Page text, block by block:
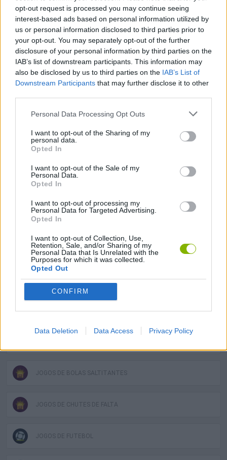
opt-out request is processed you may continue seeing
interest-based ads based on personal information utilized by
us or personal information disclosed to third parties prior to
your opt-out. You may separately opt-out of the further
disclosure of your personal information by third parties on the
IAB’s list of downstream participants. This information may
also be disclosed by us to third parties on the IAB’s List of
Downstream Participants that may further disclose it to other
Personal Data Processing Opt Outs
I want to opt-out of the Sharing of my
personal data.
Opted In
I want to opt-out of the Sale of my
Personal Data.
Opted In
I want to opt-out of processing my
Personal Data for Targeted Advertising.
Opted In
I want to opt-out of Collection, Use,
Retention, Sale, and/or Sharing of my
Personal Data that Is Unrelated with the
Purposes for which it was collected.
Opted Out
CONFIRM
Data Deletion Data Access Privacy Policy
Enfrenta defesas posicionadas que te obrigarão a
recalcular a tua trajetória em cada tentativa.
Aceda à interface para resgatar as tuas conquistas e
selecionar novos designs de bolas e aspetos estéticos.
Carrega no botão de reinício no ecrã para corrigir os teus
erros de ângulo sem esperas enfadonhas.
Não atires sempre a bola em linha reta. Se a barreira de defesas
te bloquear o primeiro poste, muda a direção da trajetória. Isto
do guarda-redes.
Quem criou o Flick Shot Soccer?
Este jogo foi desenvolvido pela Raccoon.
Etiquetas
JOGOS DE ESPORTES
JOGOS DE HABILIDADE
COLEÇÕES DE JOGOS
JOGOS COM CONQUISTAS
JOGOS DE BOLAS SALTITANTES
JOGOS DE CHUTES DE FALTA
JOGOS DE FUTEBOL